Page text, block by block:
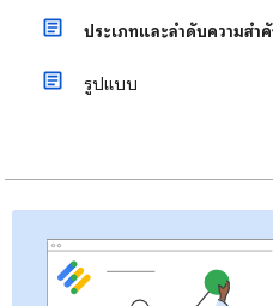
ประเภทและลำดับความสำ
รูปแบบ